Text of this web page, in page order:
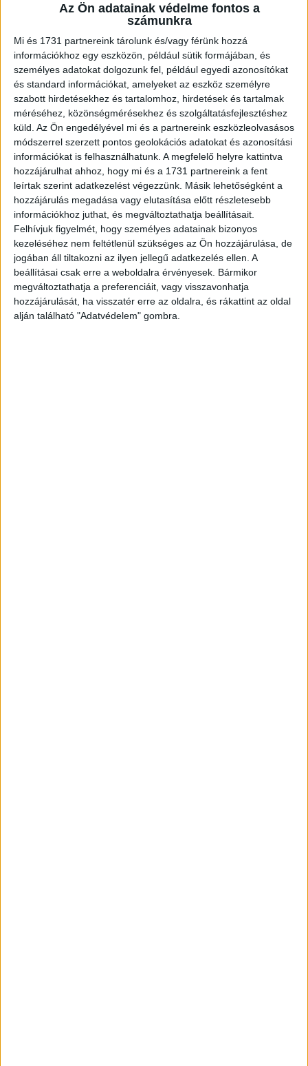
Az Ön adatainak védelme fontos a
számunkra
Mi és 1731 partnereink tárolunk és/vagy férünk hozzá
információkhoz egy eszközön, például sütik formájában, és
személyes adatokat dolgozunk fel, például egyedi azonosítókat
és standard információkat, amelyeket az eszköz személyre
szabott hirdetésekhez és tartalomhoz, hirdetések és tartalmak
méréséhez, közönségmérésekhez és szolgáltatásfejlesztéshez
küld. Az Ön engedélyével mi és a partnereink eszközleolvasásos
módszerrel szerzett pontos geolokációs adatokat és azonosítási
információkat is felhasználhatunk. A megfelelő helyre kattintva
hozzájárulhat ahhoz, hogy mi és a 1731 partnereink a fent
leírtak szerint adatkezelést végezzünk. Másik lehetőségként a
hozzájárulás megadása vagy elutasítása előtt részletesebb
információkhoz juthat, és megváltoztathatja beállításait.
Felhívjuk figyelmét, hogy személyes adatainak bizonyos
kezeléséhez nem feltétlenül szükséges az Ön hozzájárulása, de
jogában áll tiltakozni az ilyen jellegű adatkezelés ellen. A
beállításai csak erre a weboldalra érvényesek. Bármikor
megváltoztathatja a preferenciáit, vagy visszavonhatja
hozzájárulását, ha visszatér erre az oldalra, és rákattint az oldal
alján található "Adatvédelem" gombra.
Potápi Árpád János úgy magyarázta, Magyarország ma is
hasonló szerepet tölt be Európában, mint 1848-49-ben:
nyíltan ki mer állni az az európai eszmeiség és a magyar
függetlenség mellett.
Hirdetés
Álláspontja szerint Európa a független, szabad európai
nemzetek sorsközössége, majd ezt egy huszárvágással
összekötötte a közelgő európai parlamenti választással:
reméli, ezek a hangok nyomnak majd inkább latba a
közelgő eP-választáson is.
Potápi megemlítette, hogy Stuttgartban és környékén
nagyon sok magyar él, olyanok, akik 1956-ban és az utóbbi